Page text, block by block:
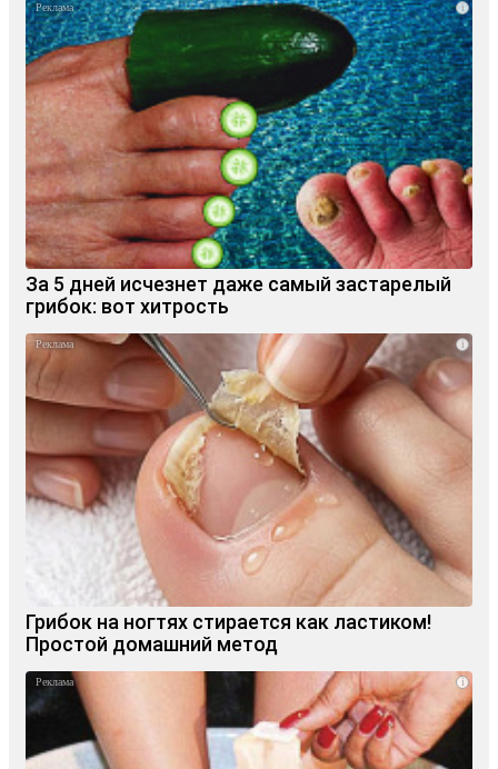
i
За 5 дней исчезнет даже самый застарелый
грибок: вот хитрость
i
Грибок на ногтях стирается как ластиком!
Простой домашний метод
i